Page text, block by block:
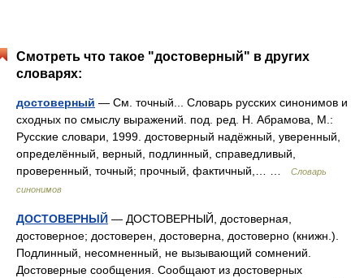
Смотреть что такое "достоверный" в других
словарях:
достоверный — См. точный... Словарь русских синонимов и
сходных по смыслу выражений. под. ред. Н. Абрамова, М.:
Русские словари, 1999. достоверный надёжный, уверенный,
определённый, верный, подлинный, справедливый,
проверенный, точный; прочный, фактичный,… …
Словарь
синонимов
ДОСТОВЕРНЫЙ — ДОСТОВЕРНЫЙ, достоверная,
достоверное; достоверен, достоверна, достоверно (книжн.).
Подлинный, несомненный, не вызывающий сомнений.
Достоверные сообщения. Сообщают из достоверных